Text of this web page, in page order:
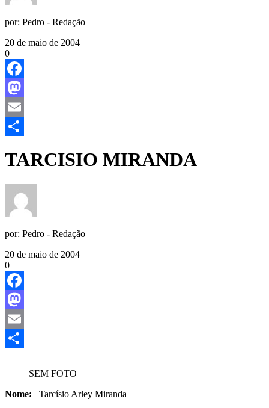
por: Pedro - Redação
20 de maio de 2004
0
Facebook
Mastodon
Email
TARCISIO MIRANDA
por: Pedro - Redação
20 de maio de 2004
0
Facebook
Mastodon
Email
SEM FOTO
Nome: Tarcísio Arley Miranda